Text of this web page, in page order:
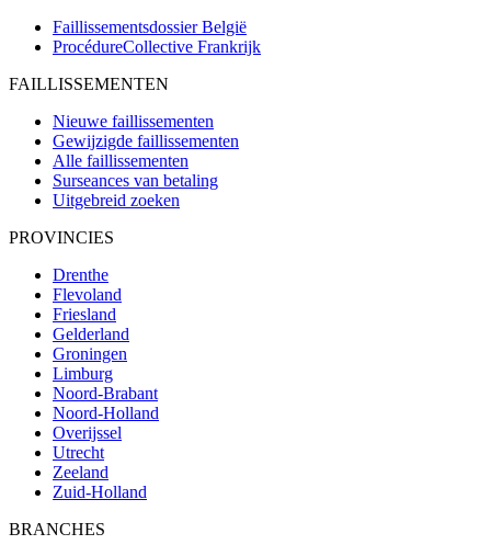
Faillissementsdossier België
ProcédureCollective Frankrijk
FAILLISSEMENTEN
Nieuwe faillissementen
Gewijzigde faillissementen
Alle faillissementen
Surseances van betaling
Uitgebreid zoeken
PROVINCIES
Drenthe
Flevoland
Friesland
Gelderland
Groningen
Limburg
Noord-Brabant
Noord-Holland
Overijssel
Utrecht
Zeeland
Zuid-Holland
BRANCHES